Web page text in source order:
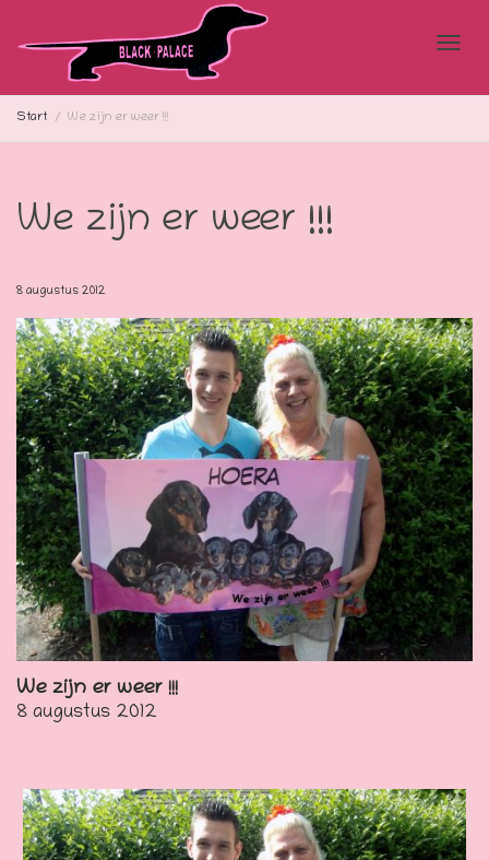
Start We zijn er weer !!!
We zijn er weer !!!
8 augustus 2012
We zijn er weer !!!
8 augustus 2012